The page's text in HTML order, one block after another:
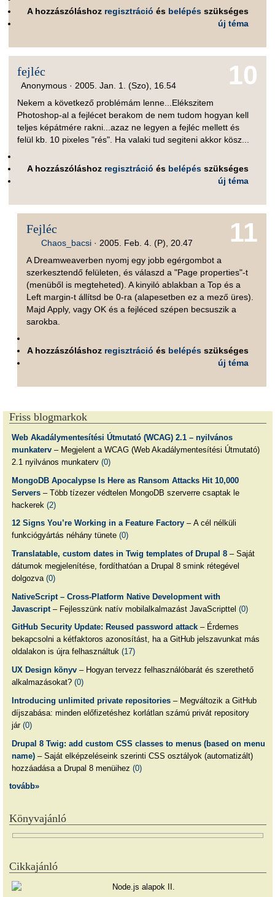
A hozzászóláshoz regisztráció és belépés szükséges
új téma
10
fejléc
Anonymous ·2005. Jan. 1. (Szo), 16.54
Nekem a következő problémám lenne...Elékszitem
Photoshop-al a fejlécet berakom de nem tudom hogyan kell
teljes képátmére rakni...azaz ne legyen a fejléc mellett és
felül kb. 10 pixeles "rés". Ha valaki tud segiteni akkor kösz...
A hozzászóláshoz regisztráció és belépés szükséges
új téma
11
Fejléc
Chaos_bacsi· 2005. Feb. 4. (P), 20.47
A Dreamweaverben nyomj egy jobb egérgombot a
szerkesztendő felületen, és válaszd a "Page properties"-t
(menüből is megteheted). A kinyiló ablakban a Top és a
Left margin-t állítsd be 0-ra (alapesetben ez a mező üres).
Majd Apply, vagy OK és a fejléced szépen becsuszik a
sarokba.
A hozzászóláshoz regisztráció és belépés szükséges
új téma
Friss blogmarkok
Web Akadálymentesítési Útmutató (WCAG) 2.1 – nyilvános
munkaterv– Megjelent a WCAG (Web Akadálymentesítési Útmutató)
2.1 nyilvános munkaterv (0)
MongoDB Apocalypse Is Here as Ransom Attacks Hit 10,000
Servers– Több tízezer védtelen MongoDB szerverre csaptak le
hackerek (2)
12 Signs You’re Working in a Feature Factory– A cél nélküli
funkciógyártás néhány tünete (0)
Translatable, custom dates in Twig templates of Drupal 8– Saját
dátumok megjelenítése, fordíthatóan a Drupal 8 smink rétegével
dolgozva (0)
NativeScript – Cross-Platform Native Development with
Javascript– Fejlesszünk natív mobilalkalmazást JavaScripttel (0)
GitHub Security Update: Reused password attack– Érdemes
bekapcsolni a kétfaktoros azonosítást, ha a GitHub jelszavunkat más
oldalakon is újra felhasználtuk (17)
UX Design könyv– Hogyan tervezz felhasználóbarát és szerethető
alkalmazásokat? (0)
Introducing unlimited private repositories– Megváltozik a GitHub
díjszabása: minden előfizetéshez korlátlan számú privát repository
jár (0)
Drupal 8 Twig: add custom CSS classes to menus (based on menu
name)– Saját elképzeléseink szerinti CSS osztályok (automatizált)
hozzáadása a Drupal 8 menüihez (0)
tovább»
Könyvajánló
Cikkajánló